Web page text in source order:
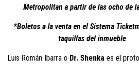
Metropolitan a partir de las ocho de
*Boletos a la venta en el Sistema
taquillas del inmueble
Luis Román Ibarra o Dr. Shenka es el